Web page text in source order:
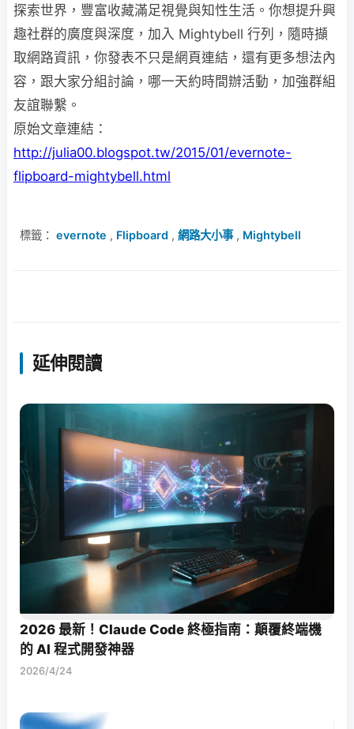
探索世界，豐富收藏滿足視覺與知性生活。你想提升興
趣社群的廣度與深度，加入 Mightybell 行列，隨時擷
取網路資訊，你發表不只是網頁連結，還有更多想法內
容，跟大家分組討論，哪一天約時間辦活動，加強群組
友誼聯繫。
原始文章連結：
http://julia00.blogspot.tw/2015/01/evernote-
flipboard-mightybell.html
標籤： evernote , Flipboard , 網路大小事, Mightybell
延伸閱讀
2026 最新！Claude Code 終極指南：顛覆終端機
的 AI 程式開發神器
2026/4/24